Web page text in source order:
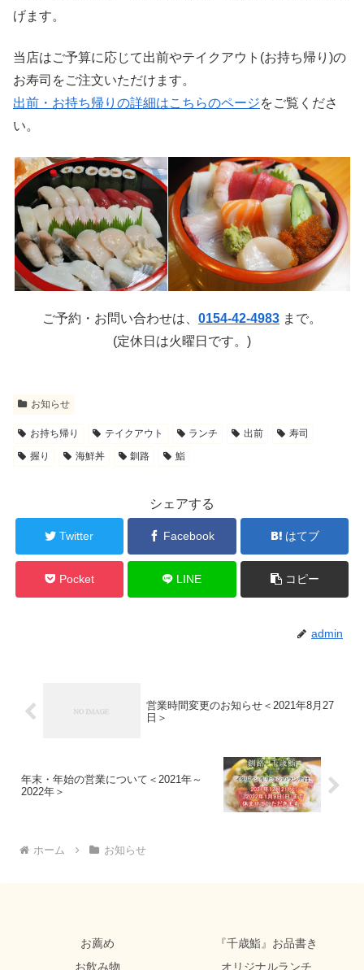
げます。
当店はご予算に応じて出前やテイクアウト(お持ち帰り)の
お寿司をご注文いただけます。
出前・お持ち帰りの詳細はこちらのページをご覧くださ
い。
ご予約・お問い合わせは、 0154-42-4983 まで。
(定休日は火曜日です。)
お知らせ
お持ち帰り テイクアウト ランチ 出前
寿司
握り
海鮮丼 釧路 鮨
シェアする
Twitter Facebook はてブ
Pocket LINE コピー
admin
営業時間変更のお知らせ＜2021年8月27
日＞
年末・年始の営業について＜2021年～
2022年＞
ホーム お知らせ
お薦め
『千歳鮨』お品書き
お飲み物
オリジナルランチ